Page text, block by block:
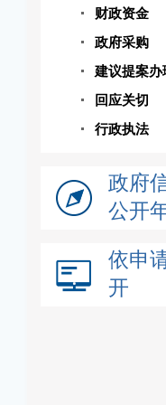
财政资金
政府采购
建议提案办
回应关切
行政执法
政府
公开
依申
开